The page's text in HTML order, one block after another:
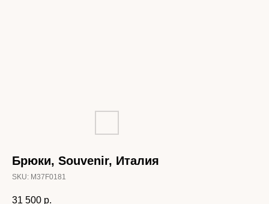
Брюки, Souvenir, Италия
SKU: M37F0181
31 500 р.